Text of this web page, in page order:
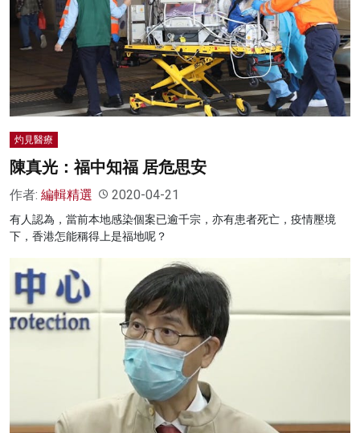
灼見醫療
陳真光：福中知福 居危思安
作者: 編輯精選 2020-04-21
有人認為，當前本地感染個案已逾千宗，亦有患者死亡，疫情壓境
下，香港怎能稱得上是福地呢？